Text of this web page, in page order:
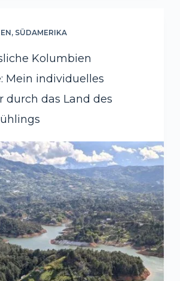
, SÜDAMERIKA
Kolumbien
Mein individuelles
durch das Land des